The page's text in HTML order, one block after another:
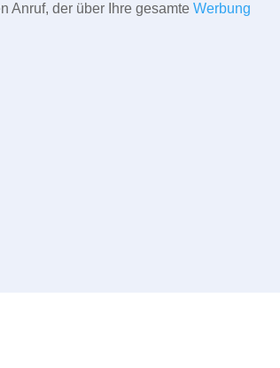
Anruf, der über Ihre gesamteWerbung